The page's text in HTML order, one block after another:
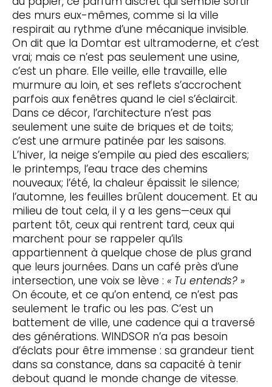
des murs eux-mêmes, comme si la ville
respirait au rythme d’une mécanique invisible.
On dit que la Domtar est ultramoderne, et c’est
vrai; mais ce n’est pas seulement une usine,
c’est un phare. Elle veille, elle travaille, elle
murmure au loin, et ses reflets s’accrochent
parfois aux fenêtres quand le ciel s’éclaircit.
Dans ce décor, l’architecture n’est pas
seulement une suite de briques et de toits;
c’est une armure patinée par les saisons.
L’hiver, la neige s’empile au pied des escaliers;
le printemps, l’eau trace des chemins
nouveaux; l’été, la chaleur épaissit le silence;
l’automne, les feuilles brûlent doucement. Et au
milieu de tout cela, il y a les gens—ceux qui
partent tôt, ceux qui rentrent tard, ceux qui
marchent pour se rappeler qu’ils
appartiennent à quelque chose de plus grand
que leurs journées. Dans un café près d’une
intersection, une voix se lève : « Tu entends? »
On écoute, et ce qu’on entend, ce n’est pas
seulement le trafic ou les pas. C’est un
battement de ville, une cadence qui a traversé
des générations. WINDSOR n’a pas besoin
d’éclats pour être immense : sa grandeur tient
dans sa constance, dans sa capacité à tenir
debout quand le monde change de vitesse.